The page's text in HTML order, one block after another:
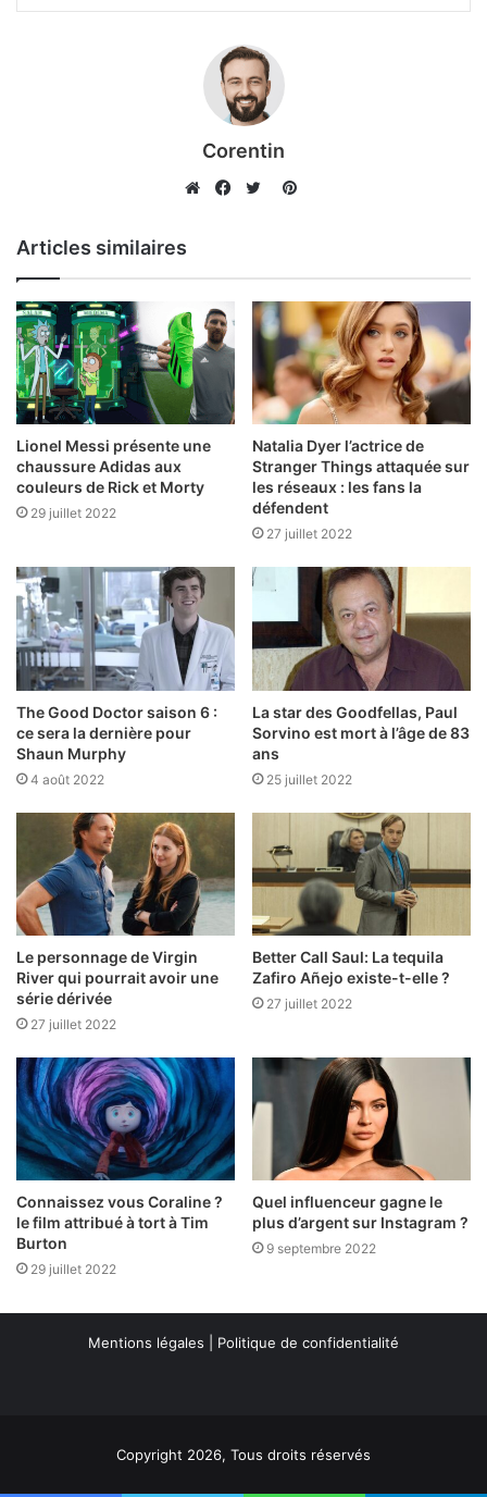
Corentin
Pinterest
Articles similaires
Lionel Messi présente une
chaussure Adidas aux
couleurs de Rick et Morty
29 juillet 2022
Natalia Dyer l’actrice de
Stranger Things attaquée sur
les réseaux : les fans la
défendent
27 juillet 2022
The Good Doctor saison 6 :
ce sera la dernière pour
Shaun Murphy
4 août 2022
La star des Goodfellas, Paul
Sorvino est mort à l’âge de 83
ans
25 juillet 2022
Le personnage de Virgin
River qui pourrait avoir une
série dérivée
27 juillet 2022
Better Call Saul: La tequila
Zafiro Añejo existe-t-elle ?
27 juillet 2022
Connaissez vous Coraline ?
le film attribué à tort à Tim
Burton
29 juillet 2022
Quel influenceur gagne le
plus d’argent sur Instagram ?
9 septembre 2022
Mentions légales Politique de confidentialité
Copyright 2026, Tous droits réservés